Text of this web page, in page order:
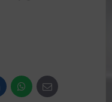
WhatsApp
E-
mail